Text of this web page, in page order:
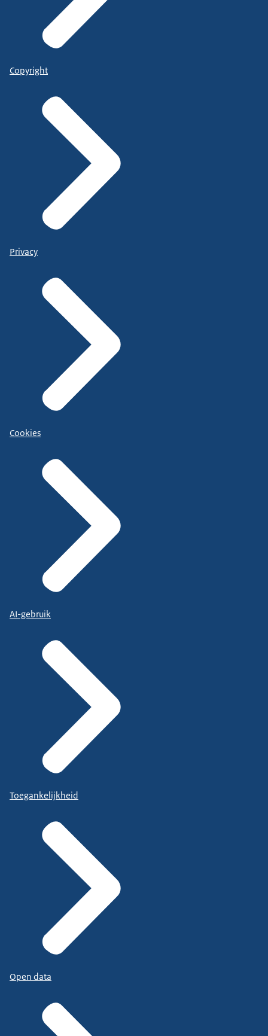
Copyright
Privacy
Cookies
AI-gebruik
Toegankelijkheid
Open data